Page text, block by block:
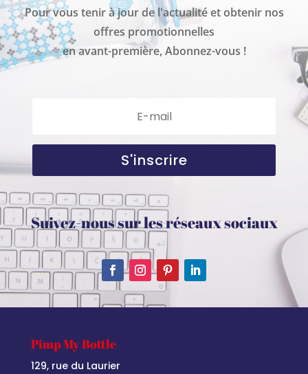
Pour vous tenir à jour de l'actualité et obtenir nos
offres promotionnelles
en avant-première, Abonnez-vous !
S'inscrire
Suivez-nous sur les réseaux sociaux
Pimp My Bottle
129, rue du Laurier